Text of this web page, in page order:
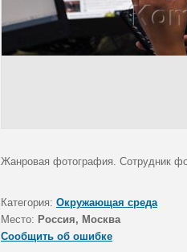
Жанровая фотография. Сотрудник
Категория: Окружающая среда
Место: Россия, Москва
Сообщить об ошибке